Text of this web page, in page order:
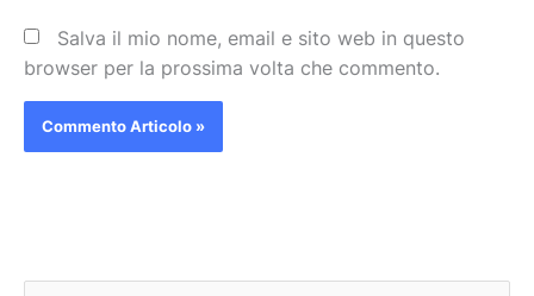
Salva il mio nome, email e sito web in questo
browser per la prossima volta che commento.